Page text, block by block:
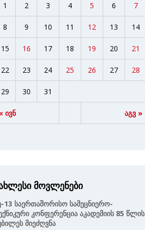
ივნ აგვ »
1 2 3 4 5 6 7
8 9 10 11 12 13 14
15 16 17 18 19 20 21
22 23 24 25 26 27 28
29 30 31
მოვლენები
13 Საერთაშორისო Სამეცნიერო-
Კონფერენცია Აკადემიის 85 Წლის
Მიეძღვნა